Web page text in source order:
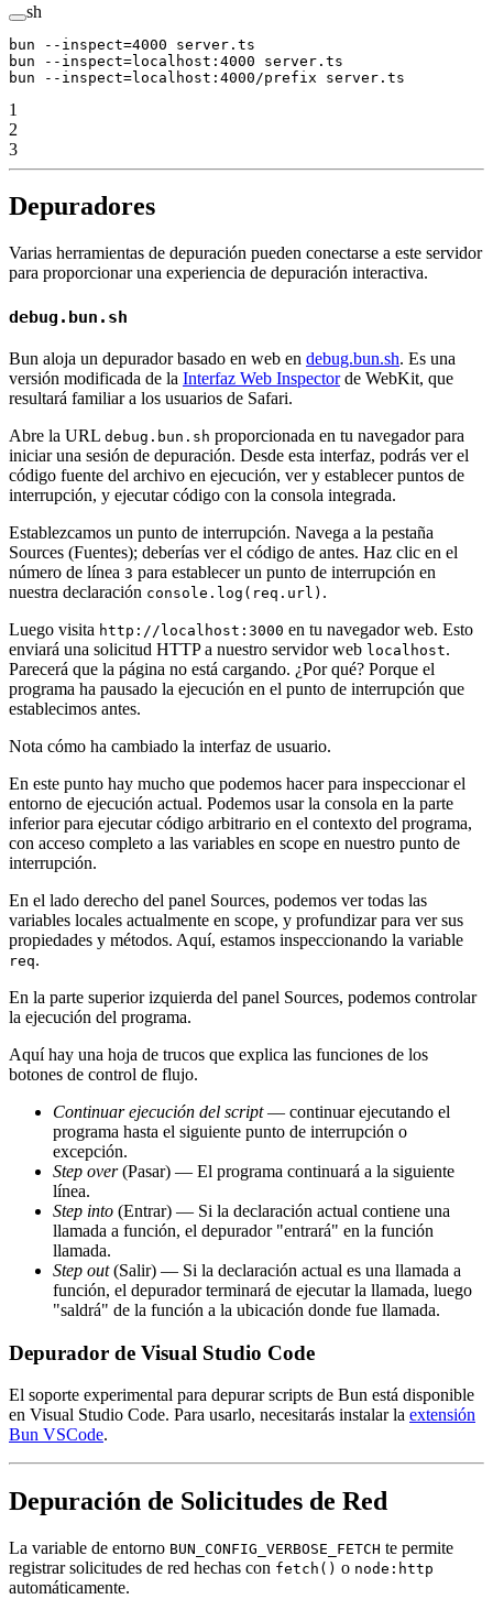
sh
bun --inspect=4000 server.ts
bun --inspect=localhost:4000 server.ts
bun --inspect=localhost:4000/prefix server.ts
1
2
3
Depuradores
Varias herramientas de depuración pueden conectarse a este servidor
para proporcionar una experiencia de depuración interactiva.
debug.bun.sh
Bun aloja un depurador basado en web en debug.bun.sh. Es una
versión modificada de la Interfaz Web Inspectorde WebKit, que
resultará familiar a los usuarios de Safari.
Abre la URL debug.bun.sh proporcionada en tu navegador para
iniciar una sesión de depuración. Desde esta interfaz, podrás ver el
código fuente del archivo en ejecución, ver y establecer puntos de
interrupción, y ejecutar código con la consola integrada.
Establezcamos un punto de interrupción. Navega a la pestaña
Sources (Fuentes); deberías ver el código de antes. Haz clic en el
número de línea 3 para establecer un punto de interrupción en
nuestra declaración console.log(req.url) .
Luego visita http://localhost:3000 en tu navegador web. Esto
enviará una solicitud HTTP a nuestro servidor web localhost.
Parecerá que la página no está cargando. ¿Por qué? Porque el
programa ha pausado la ejecución en el punto de interrupción que
establecimos antes.
Nota cómo ha cambiado la interfaz de usuario.
En este punto hay mucho que podemos hacer para inspeccionar el
entorno de ejecución actual. Podemos usar la consola en la parte
inferior para ejecutar código arbitrario en el contexto del programa,
con acceso completo a las variables en scope en nuestro punto de
interrupción.
En el lado derecho del panel Sources, podemos ver todas las
variables locales actualmente en scope, y profundizar para ver sus
propiedades y métodos. Aquí, estamos inspeccionando la variable
req.
En la parte superior izquierda del panel Sources, podemos controlar
la ejecución del programa.
Aquí hay una hoja de trucos que explica las funciones de los
botones de control de flujo.
Continuar ejecución del script— continuar ejecutando el
programa hasta el siguiente punto de interrupción o
excepción.
Step over(Pasar) — El programa continuará a la siguiente
línea.
Step into (Entrar) — Si la declaración actual contiene una
llamada a función, el depurador "entrará" en la función
llamada.
Step out(Salir) — Si la declaración actual es una llamada a
función, el depurador terminará de ejecutar la llamada, luego
"saldrá" de la función a la ubicación donde fue llamada.
Depurador de Visual Studio Code
El soporte experimental para depurar scripts de Bun está disponible
en Visual Studio Code. Para usarlo, necesitarás instalar la extensión
Bun VSCode.
Depuración de Solicitudes de Red
La variable de entorno BUN_CONFIG_VERBOSE_FETCH te permite
registrar solicitudes de red hechas con fetch() o node:http
automáticamente.